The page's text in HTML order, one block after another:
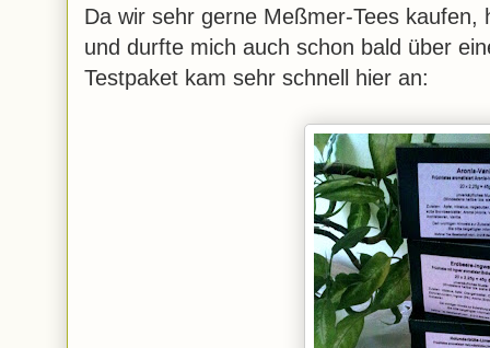
Da wir sehr gerne Meßmer-Tees kaufen,
und durfte mich auch schon bald über
Testpaket kam sehr schnell hier an: